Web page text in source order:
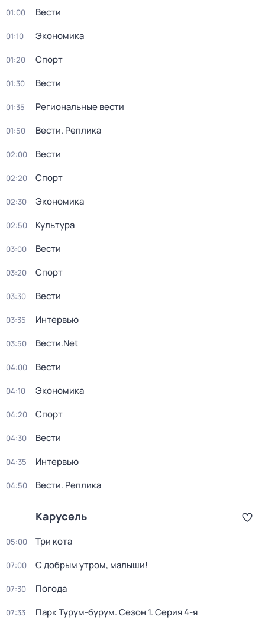
01:00 Вести
01:10 Экономика
01:20 Спорт
01:30 Вести
01:35 Региональные вести
01:50 Вести. Реплика
02:00 Вести
02:20 Спорт
02:30 Экономика
02:50 Культура
03:00 Вести
03:20 Спорт
03:30 Вести
03:35 Интервью
03:50 Вести.Net
04:00 Вести
04:10 Экономика
04:20 Спорт
04:30 Вести
04:35 Интервью
04:50 Вести. Реплика
Карусель
05:00 Три кота
07:00 С добрым утром, малыши!
07:30 Погода
07:33 Парк Турум-бурум. Сезон 1. Серия 4-я